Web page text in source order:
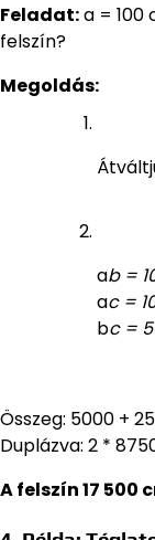
Feladat:a = 100
felszín?
Megoldás:
ab =
ac =
bc =
Összeg: 5000 +
Duplázva: 2 *
A felszín 17 500